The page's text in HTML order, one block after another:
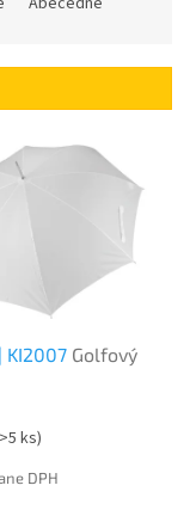
KI2007 Golfový
ks)
DPH